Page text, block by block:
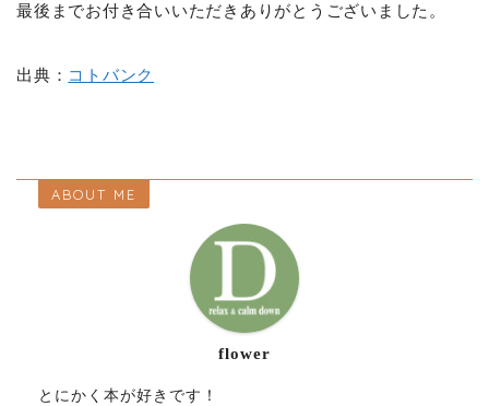
最後までお付き合いいただきありがとうございました。
出典： コトバンク
ABOUT ME
flower
とにかく本が好きです！